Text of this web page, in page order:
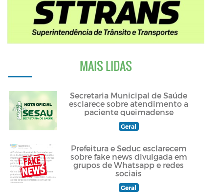
MAIS LIDAS
Secretaria Municipal de Saúde
esclarece sobre atendimento a
paciente queimadense
Geral
Prefeitura e Seduc esclarecem
sobre fake news divulgada em
grupos de Whatsapp e redes
sociais
Geral